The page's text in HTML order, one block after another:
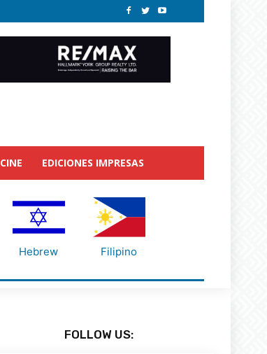
CINE EDICIONES IMPRESAS
Hebrew Filipino
FOLLOW US: